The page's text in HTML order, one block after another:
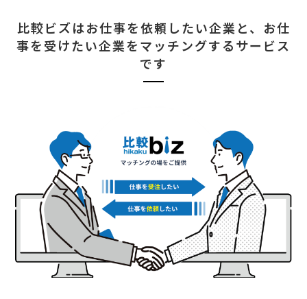
比較ビズはお仕事を依頼したい企業と、 お仕
事を受けたい企業をマッチングするサービス
です